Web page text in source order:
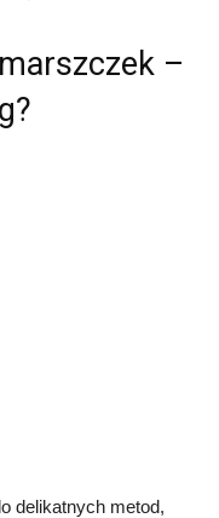
–
delikatnych metod,